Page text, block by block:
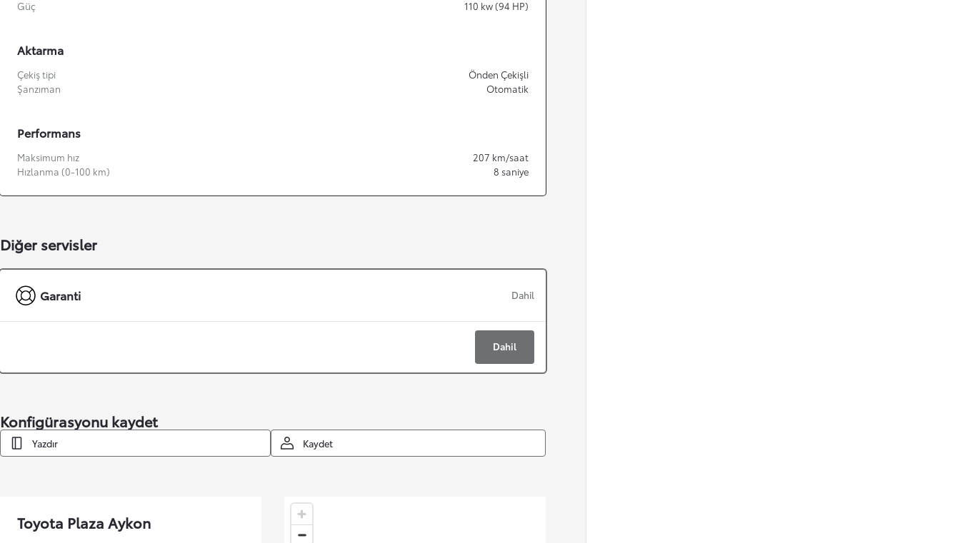
Güç
110 kw (94 HP)
Aktarma
Çekiş tipi
Önden Çekişli
Şanzıman
Otomatik
Performans
Maksimum hız 207 km/saat
Hızlanma (0-100 km)
8 saniye
Diğer servisler
Garanti Dahil
Dahil
Konfigürasyonu kaydet
Yazdır Kaydet
Toyota Plaza Aykon